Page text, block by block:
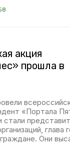
акция
прошла в
«Портала
стали
глава
Они